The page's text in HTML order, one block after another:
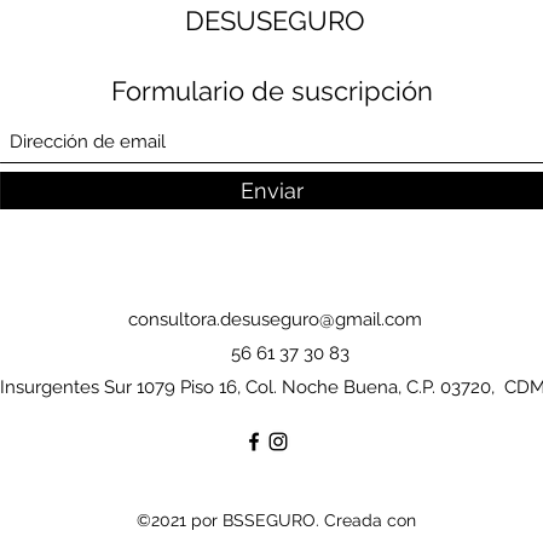
DESUSEGURO
Formulario de suscripción
Enviar
consultora.desuseguro@gmail.com
56 61 37 30 83
Insurgentes Sur 1079 Piso 16, Col. Noche Buena, C.P. 03720,
©2021 por BSSEGURO. Creada con